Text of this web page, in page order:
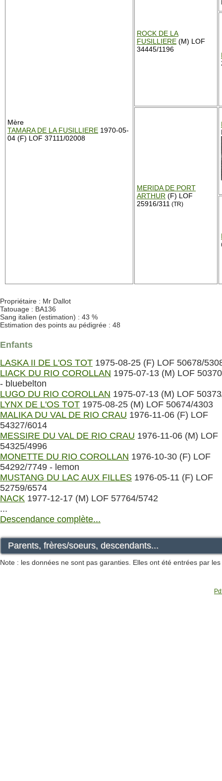
Mère
TAMARA DE LA FUSILLIERE 1970-05-
04 (F) LOF 37111/02008
ROCK DE LA
FUSILLIERE (M) LOF
34445/1196
MERIDA DE PORT
ARTHUR (F) LOF
25916/311 (TR)
Propriétaire : Mr Dallot
Tatouage : BA136
Sang italien (estimation) : 43 %
Estimation des points au pédigrée : 48
Enfants
LASKA II DE L'OS TOT 1975-08-25 (F) LOF 50678/
LIACK DU RIO COROLLAN 1975-07-13 (M) LOF
- bluebelton
LUGO DU RIO COROLLAN 1975-07-13 (M) LOF
LYNX DE L'OS TOT 1975-08-25 (M) LOF 50674/4303
MALIKA DU VAL DE RIO CRAU 1976-11-06 (F) LOF
54327/6014
MESSIRE DU VAL DE RIO CRAU 1976-11-06 (M) LOF
54325/4996
MONETTE DU RIO COROLLAN 1976-10-30 (F) LOF
54292/7749 - lemon
MUSTANG DU LAC AUX FILLES 1976-05-11 (F) LOF
52759/6574
NACK 1977-12-17 (M) LOF 57764/5742
...
Descendance complète...
Parents, frères/soeurs, descendants...
Note : les données ne sont pas garanties. Elles ont été entrées par